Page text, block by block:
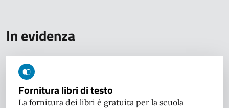
In evidenza
Fornitura libri di testo
La fornitura dei libri è gratuita per la scuola